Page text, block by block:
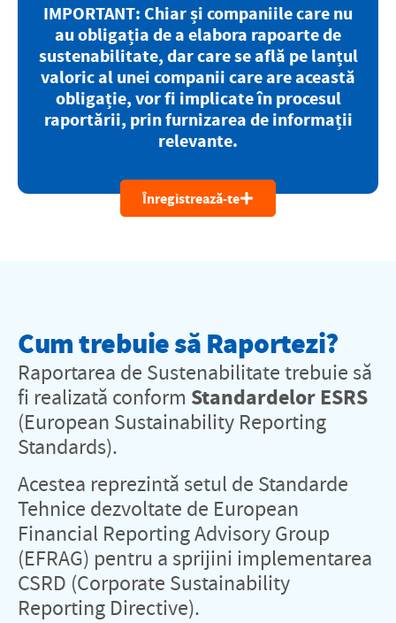
IMPORTANT: Chiar și companiile care nu
au obligația de a elabora rapoarte de
sustenabilitate, dar care se află pe lanțul
valoric al unei companii care are această
obligație, vor fi implicate în procesul
raportării, prin furnizarea de informații
relevante.
Înregistrează-te
Cum trebuie să Raportezi?
Raportarea de Sustenabilitate trebuie să
fi realizată conform Standardelor ESRS
(European Sustainability Reporting
Standards).
Acestea reprezintă setul de Standarde
Tehnice dezvoltate de European
Financial Reporting Advisory Group
(EFRAG) pentru a sprijini implementarea
CSRD (Corporate Sustainability
Reporting Directive).